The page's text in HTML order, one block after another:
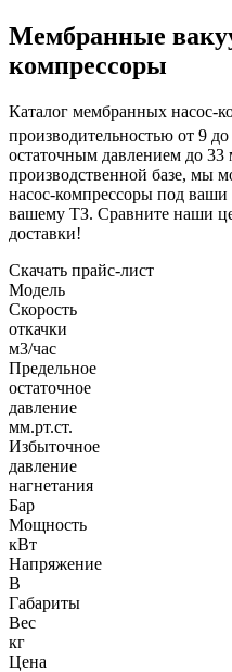
Мембранные
компрессоры
Каталог мембранных насос-
производительностью от 9
остаточным давлением до 33
производственной базе, мы
насос-компрессоры под
вашему ТЗ. Сравните наши
доставки!
Скачать прайс-лист
Модель
Cкорость
откачки
м3/час
Предельное
остаточное
давление
мм.рт.ст.
Избыточное
давление
нагнетания
Бар
Мощность
кВт
Напряжение
В
Габариты
Вес
кг
Цена